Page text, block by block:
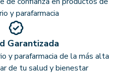
y parafarmacia
Garantizada
y parafarmacia de la más alta
de tu salud y bienestar